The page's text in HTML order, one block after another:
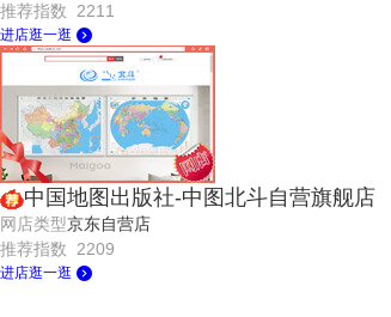
推荐指数 2211
进店逛一逛
中国地图出版社-中图北斗自营旗舰店
网店类型京东自营店
推荐指数 2209
进店逛一逛